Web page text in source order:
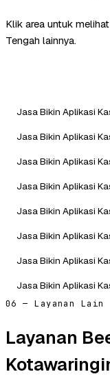
Klik area untuk
Tengah lainnya.
Jasa Bikin Aplikasi
Jasa Bikin Aplikasi
Jasa Bikin Aplikasi
Jasa Bikin Aplikasi
Jasa Bikin Aplikasi
Jasa Bikin Aplikasi
Jasa Bikin Aplikasi
Jasa Bikin Aplikasi
06 — Layanan Lain
Layanan